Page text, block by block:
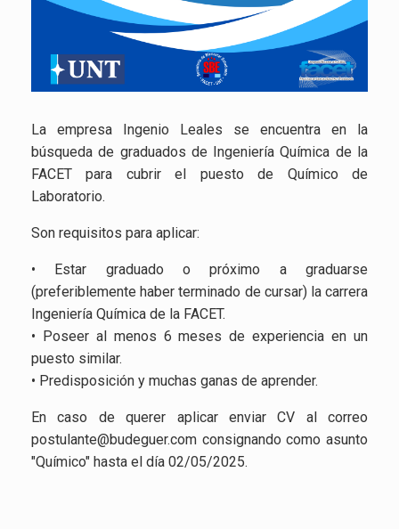
La empresa Ingenio Leales se encuentra en la
búsqueda de graduados de Ingeniería Química de la
FACET para cubrir el puesto de Químico de
Laboratorio.
Son requisitos para aplicar:
• Estar graduado o próximo a graduarse
(preferiblemente haber terminado de cursar) la carrera
Ingeniería Química de la FACET.
• Poseer al menos 6 meses de experiencia en un
puesto similar.
• Predisposición y muchas ganas de aprender.
En caso de querer aplicar enviar CV al correo
postulante@budeguer.com consignando como asunto
"Químico" hasta el día 02/05/2025.